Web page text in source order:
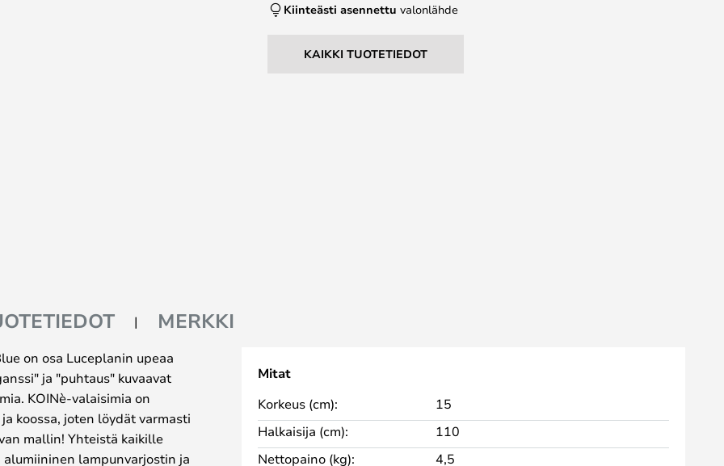
Kiinteästi asennettu valonlähde
KAIKKI TUOTETIEDOT
MERKKI
on osa Luceplanin upeaa
ja "puhtaus" kuvaavat
KOINè-valaisimia on
koossa, joten löydät varmasti
mallin! Yhteistä kaikille
lampunvarjostin ja
Mitat
Korkeus (cm):
15
Halkaisija (cm):
110
Nettopaino (kg):
4,5